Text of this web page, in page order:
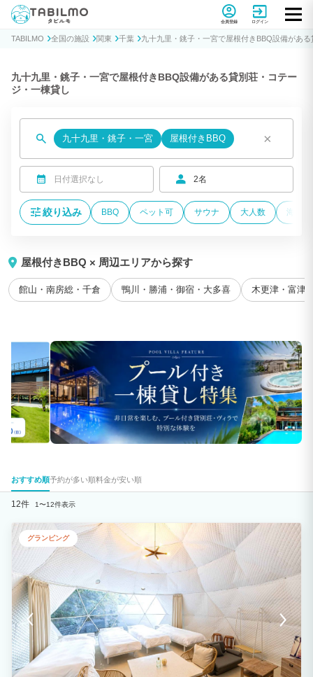
貸別荘コテージ・一棟貸し宿泊予約サイトTABILMO(タビルモ)
会員登録 ログイン
TABILMO 全国の施設 関東 千葉 九十九里・銚子・一宮で屋根付きBBQ設備があ
九十九里・銚子・一宮で屋根付きBBQ設備がある貸別荘・コテー
ジ・一棟貸し
九十九里・銚子・一宮 屋根付きBBQ ×
日付選択なし 2名
絞り込み BBQ ペット可 サウナ 大人数 海が
屋根付きBBQ × 周辺エリアから探す
館山・南房総・千倉 鴨川・勝浦・御宿・大多喜 木更津・富津
おすすめ順予約が多い順料金が安い順
12件 1〜12件表示
グランピング